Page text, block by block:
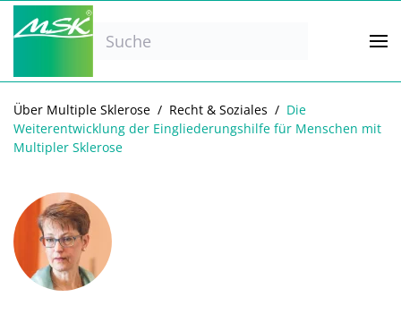
Zum Hauptinhalt springen
Über Multiple Sklerose Recht & Soziales
Die
Weiterentwicklung der Eingliederungshilfe für Menschen mit
Multipler Sklerose